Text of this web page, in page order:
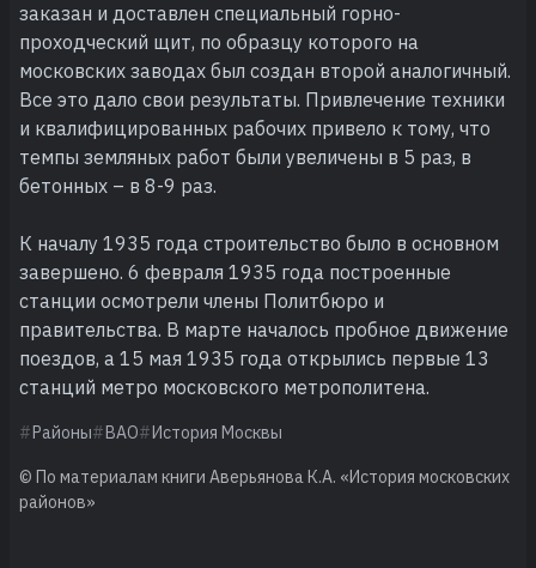
заказан и доставлен специальный горно-
проходческий щит, по образцу которого на
московских заводах был создан второй аналогичный.
Все это дало свои результаты. Привлечение техники
и квалифицированных рабочих привело к тому, что
темпы земляных работ были увеличены в 5 раз, в
бетонных – в 8-9 раз.
К началу 1935 года строительство было в основном
завершено. 6 февраля 1935 года построенные
станции осмотрели члены Политбюро и
правительства. В марте началось пробное движение
поездов, а 15 мая 1935 года открылись первые 13
станций метро московского метрополитена.
Районы ВАО История Москвы
© По материалам книги Аверьянова К.А. «История московских
районов»